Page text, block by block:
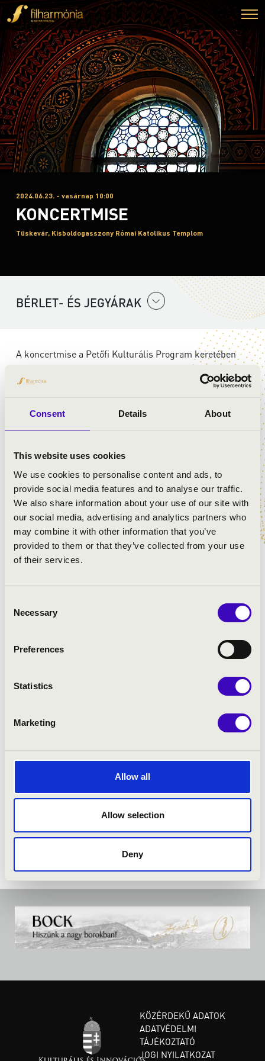
Consent Details About
This website uses cookies
We use cookies to personalise content and ads, to
provide social media features and to analyse our traffic.
We also share information about your use of our site with
our social media, advertising and analytics partners who
may combine it with other information that you’ve
provided to them or that they’ve collected from your use
of their services.
Selection
Necessary
Preferences
Statistics
Marketing
Allow all
Allow selection
Deny
2024.06.23. - vasárnap 10:00
KONCERTMISE
Tüskevár, Kisboldogasszony Római Katolikus Templom
BÉRLET- ÉS JEGYÁRAK
A koncertmise a Petőfi Kulturális Program keretében
ELŐADÓK:
MŰSOR:
Mozart: G-dúr mise, K140
Mozart: Ave verum corpus
Mozart: Laudate Dominum, K339
Mozart: Exultate Jubilate - Alleluja
KÖZÉRDEKŰ ADATOK
ADATVÉDELMI
TÁJÉKOZTATÓ
JOGI NYILATKOZAT